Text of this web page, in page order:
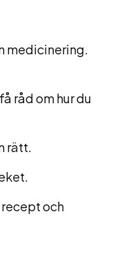
medicinering.
råd om hur du
rätt.
och